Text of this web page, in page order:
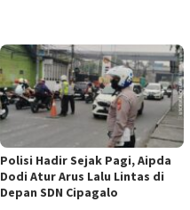
Polisi Hadir Sejak Pagi, Aipda
Dodi Atur Arus Lalu Lintas di
Depan SDN Cipagalo